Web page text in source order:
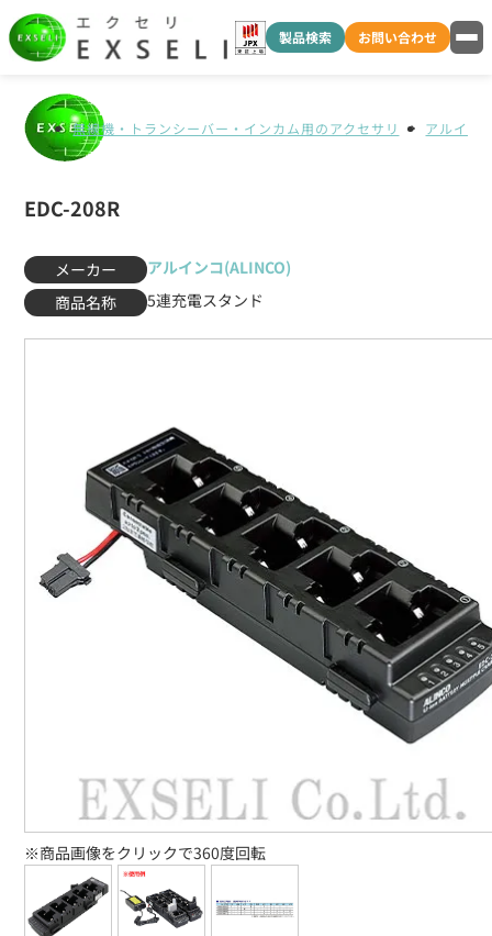
製品検索 お問い合わせ
無線機・トランシーバー・インカム用のアクセサリ アルイン
EDC-208R
メーカー
アルインコ(ALINCO)
商品名称
5連充電スタンド
※商品画像をクリックで360度回転